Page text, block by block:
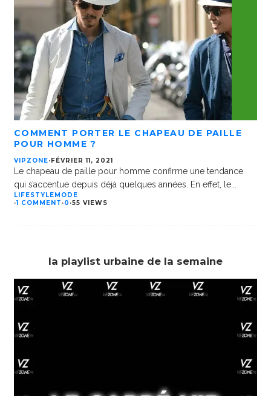
COMMENT PORTER LE CHAPEAU DE PAILLE
POUR HOMME ?
VIPZONE·FÉVRIER 11, 2021
Le chapeau de paille pour homme confirme une tendance
qui s’accentue depuis déjà quelques années. En effet, le
LIFESTYLEMODE
·1 COMMENT ·0 ·55 VIEWS
la playlist urbaine de la semaine